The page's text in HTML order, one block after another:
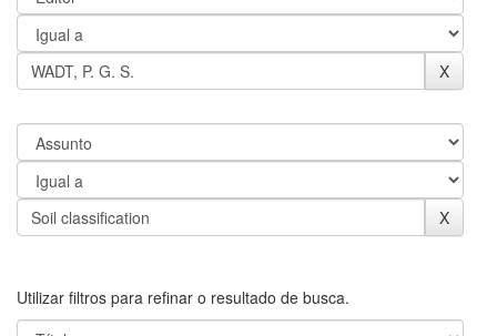
Utilizar filtros para refinar o resultado de busca.